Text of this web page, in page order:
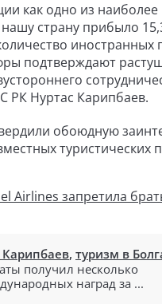
как одно из
страну прибыло
иностранных
подтверждают
РК Нуртас Карипбаев.
обоюдную
Airlines запретила
Карипбаев, туризм в
получил несколько
наград за ...